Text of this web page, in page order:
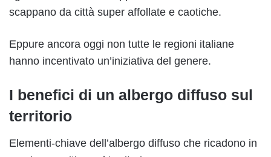
scappano da città super affollate e caotiche.
Eppure ancora oggi non tutte le regioni italiane
hanno incentivato un’iniziativa del genere.
I benefici di un albergo diffuso sul
territorio
Elementi-chiave dell’albergo diffuso che ricadono in